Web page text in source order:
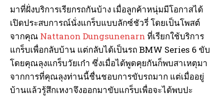
มาที่ฝั่งบริการเรียกรถกันบ้าง เมื่อลูกค้าหนุ่มมีโอกาสได้
เปิดประสบการณ์นั่งแกร็บแบบลักซ์ชัวรี่ โดยเป็นโพสต์
จากคุณ Nattanon Dungsunenarn ที่เรียกใช้บริการ
แกร็บเพื่อกลับบ้าน แต่กลับได้เป็นรถ BMW Series 6 ขับ
โดยคุณลุงแกร็บวัยเก๋า ซึ่งเมื่อได้พูดคุยกันก็พบสาเหตุมา
จากการที่คุณลุงท่านนี้ชื่นชอบการขับรถมาก แต่เมื่ออยู่
บ้านแล้วรู้สึกเหงาจึงออกมาขับแกร็บเพื่อจะได้พบปะ